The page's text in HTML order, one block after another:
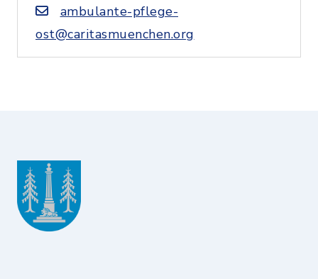
ambulante-pflege-
ost@caritasmuenchen.org